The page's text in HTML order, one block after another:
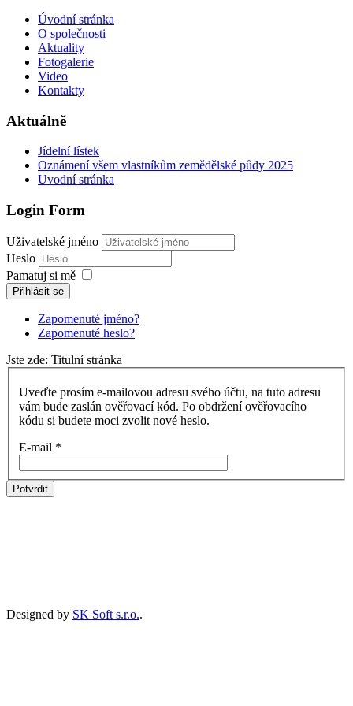
Úvodní stránka
O společnosti
Aktuality
Fotogalerie
Video
Kontakty
Aktuálně
Jídelní lístek
Oznámení všem vlastníkům zemědělské půdy 2025
Uvodní stránka
Login Form
Uživatelské jméno
Heslo
Pamatuj si mě
Přihlásit se
Zapomenuté jméno?
Zapomenuté heslo?
Jste zde: Titulní stránka
Uveďte prosím e-mailovou adresu svého účtu, na tuto adresu
vám bude zaslán ověřovací kód. Po obdržení ověřovacího
kódu si budete moci zvolit nové heslo.
E-mail *
Potvrdit
Designed by SK Soft s.r.o..